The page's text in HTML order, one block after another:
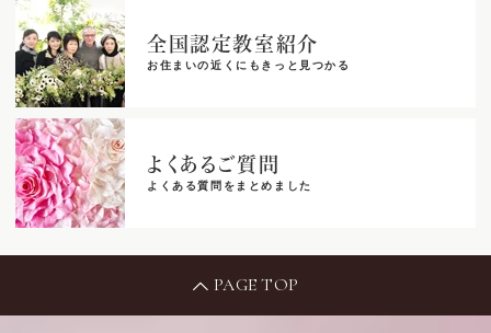
全国認定教室紹介
お住まいの近くにもきっと見つかる
よくあるご質問
よくある質問をまとめました
PAGE TOP